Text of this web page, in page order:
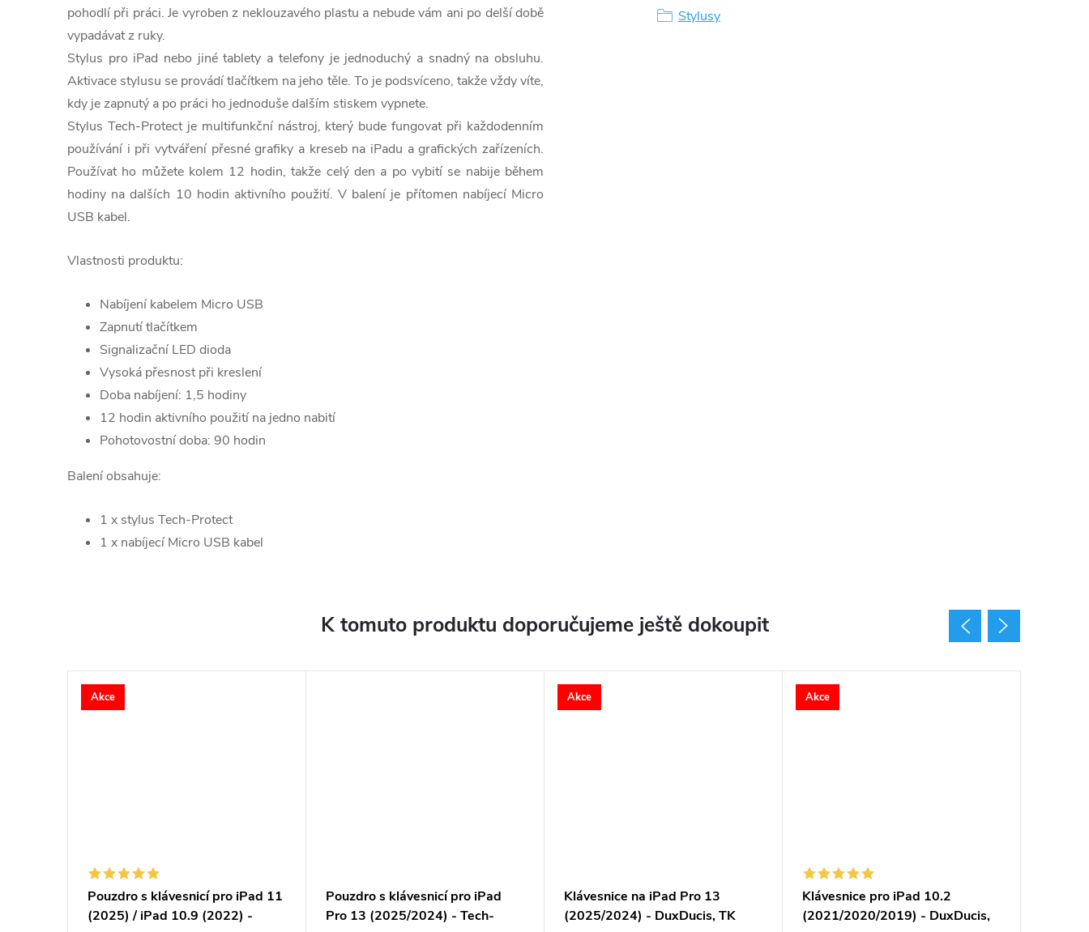
pohodlí při práci. Je vyroben z neklouzavého plastu a nebude vám ani po delší době
vypadávat z ruky.
Stylus pro iPad nebo jiné tablety a telefony je jednoduchý a snadný na obsluhu.
Aktivace stylusu se provádí tlačítkem na jeho těle. To je podsvíceno, takže vždy víte,
kdy je zapnutý a po práci ho jednoduše dalším stiskem vypnete.
Stylus Tech-Protect je multifunkční nástroj, který bude fungovat při každodenním
používání i při vytváření přesné grafiky a kreseb na iPadu a grafických zařízeních.
Používat ho můžete kolem 12 hodin, takže celý den a po vybití se nabije během
hodiny na dalších 10 hodin aktivního použití. V balení je přítomen nabíjecí Micro
USB kabel.
Vlastnosti produktu:
Nabíjení kabelem Micro USB
Zapnutí tlačítkem
Signalizační LED dioda
Vysoká přesnost při kreslení
Doba nabíjení: 1,5 hodiny
12 hodin aktivního použití na jedno nabití
Pohotovostní doba: 90 hodin
Balení obsahuje:
1 x stylus Tech-Protect
1 x nabíjecí Micro USB kabel
Stylusy
K tomuto produktu doporučujeme ještě dokoupit
Akce
Pouzdro s klávesnicí pro iPad 11
(2025) / iPad 10.9 (2022) -
Pouzdro s klávesnicí pro iPad
Pro 13 (2025/2024) - Tech-
Akce
Klávesnice na iPad Pro 13
(2025/2024) - DuxDucis, TK
Akce
Klávesnice pro iPad 10.2
(2021/2020/2019) - DuxDucis,